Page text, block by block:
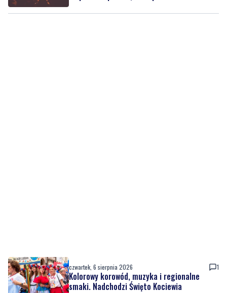
czwartek, 6 sierpnia 2026 1
Kolorowy korowód, muzyka i regionalne
smaki. Nadchodzi Święto Kociewia